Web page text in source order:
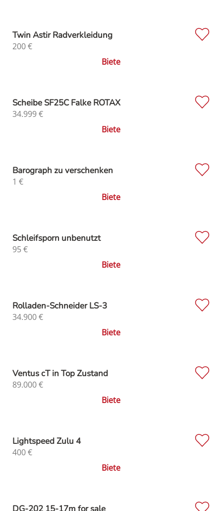
Twin Astir Radverkleidung
200€
Biete
Scheibe SF25C Falke ROTAX
34.999€
Biete
Barograph zu verschenken
1 €
Biete
Schleifsporn unbenutzt
95€
Biete
Rolladen-Schneider LS-3
34.900€
Biete
Ventus cT in Top Zustand
89.000€
Biete
Lightspeed Zulu 4
400€
Biete